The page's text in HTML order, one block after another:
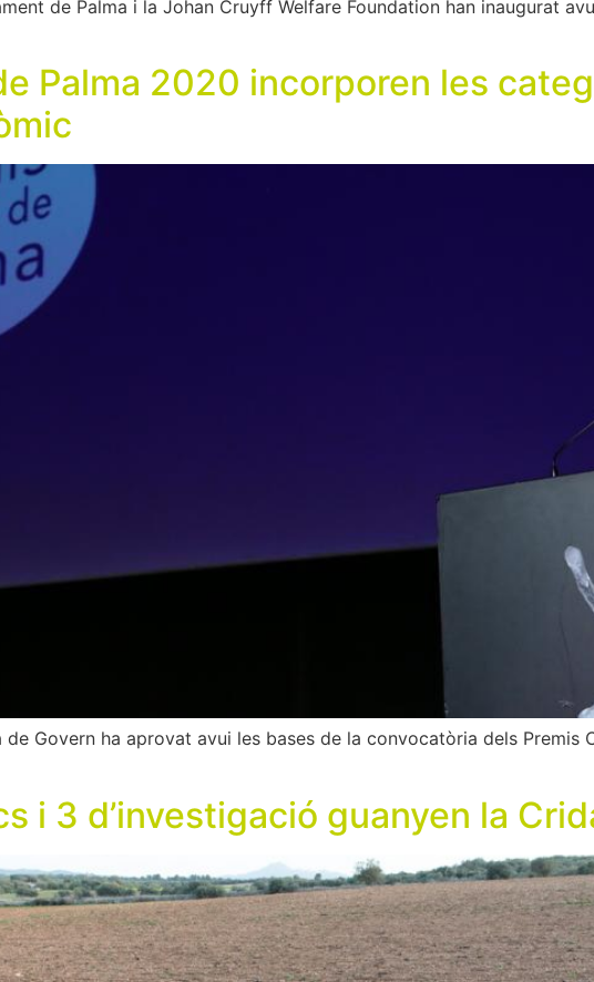
de Palma i la Johan Cruyff Welfare Foundation han inaugurat
Palma 2020 incorporen les
Govern ha aprovat avui les bases de la convocatòria dels Premis
i 3 d’investigació guanyen la